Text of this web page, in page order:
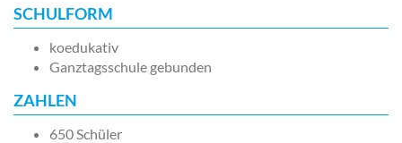
SCHULFORM
koedukativ
Ganztagsschule gebunden
ZAHLEN
650 Schüler